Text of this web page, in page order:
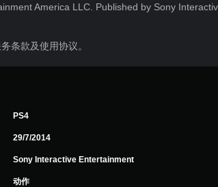
America LLC. Published by Sony
条款及使用协议。
PS4
29/7/2014
Sony Interactive Entertainment
动作